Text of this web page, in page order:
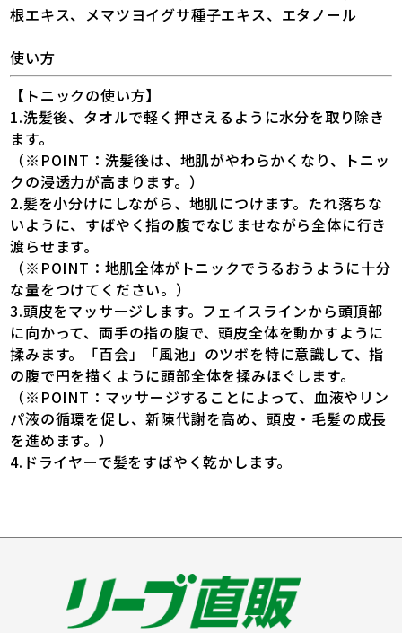
根エキス、メマツヨイグサ種子エキス、エタノール
使い方
【トニックの使い方】
1.洗髪後、タオルで軽く押さえるように水分を取り除き
ます。
（※POINT：洗髪後は、地肌がやわらかくなり、トニッ
クの浸透力が高まります。）
2.髪を小分けにしながら、地肌につけます。たれ落ちな
いように、すばやく指の腹でなじませながら全体に行き
渡らせます。
（※POINT：地肌全体がトニックでうるおうように十分
な量をつけてください。）
3.頭皮をマッサージします。フェイスラインから頭頂部
に向かって、両手の指の腹で、頭皮全体を動かすように
揉みます。「百会」「風池」のツボを特に意識して、指
の腹で円を描くように頭部全体を揉みほぐします。
（※POINT：マッサージすることによって、血液やリン
パ液の循環を促し、新陳代謝を高め、頭皮・毛髪の成長
を進めます。）
4.ドライヤーで髪をすばやく乾かします。